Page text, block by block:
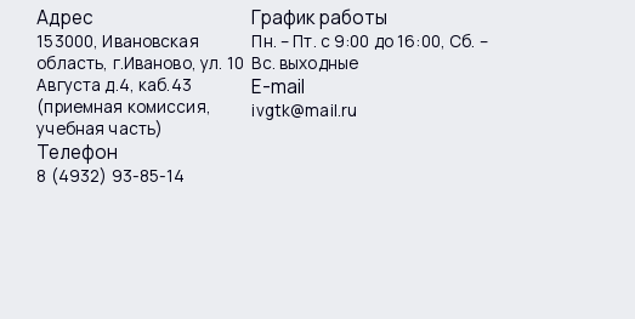
Адрес
153000, Ивановская
область, г.Иваново, ул. 10
Августа д.4, каб.43
(приемная комиссия,
учебная часть)
Телефон
8 (4932) 93-85-14
График работы
Пн. – Пт. с 9:00 до 16:00, Сб. –
Вс. выходные
E-mail
ivgtk@mail.ru